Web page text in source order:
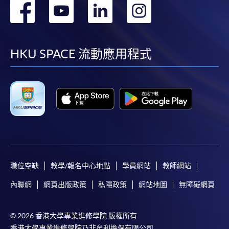
轉
facebook
轉
youtube
轉
linkedin
HKU SPACE 流動應用程式
職位空缺 教學/報名中心地點 學員網站 教師網站
內聯網 網頁出版政策 私隱政策 網站地圖 無障礙網頁
© 2026 香港大學專業進修學院 版權所有